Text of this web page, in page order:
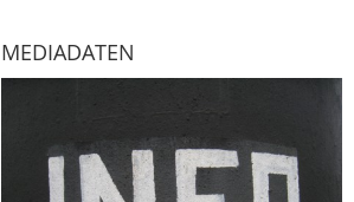
MEDIADATEN